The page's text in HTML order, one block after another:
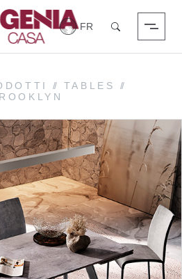
Chercher
Login
// TABLES
//